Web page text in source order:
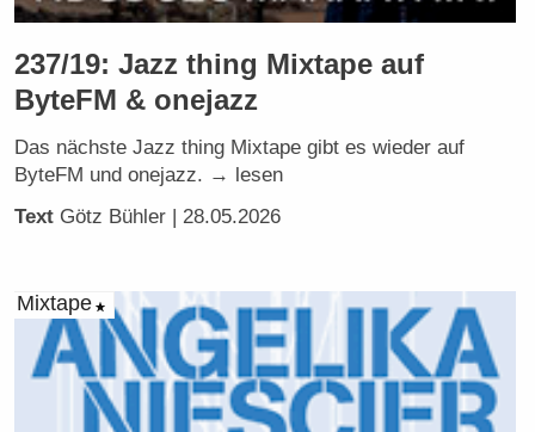
237/19: Jazz thing Mixtape auf
ByteFM & onejazz
Das nächste Jazz thing Mixtape gibt es wieder auf
ByteFM und onejazz. → lesen
Text Götz Bühler | 28.05.2026
Mixtape